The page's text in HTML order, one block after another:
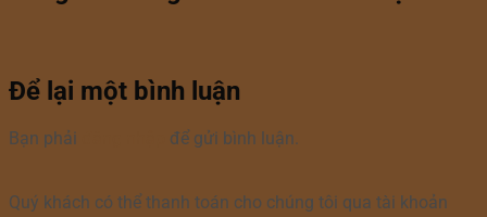
Để lại một bình luận
Bạn phải để gửi bình luận.
Quý khách có thể thanh toán cho chúng tôi qua tài khoản